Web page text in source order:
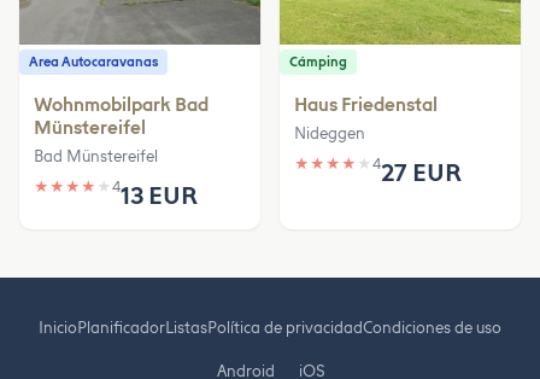
Area Autocaravanas
Wohnmobilpark Bad
Münstereifel
Bad Münstereifel
★ ★ ★ ★ ★ 413 EUR
Cámping
Haus Friedenstal
Nideggen
★ ★ ★ ★ ★ 427 EUR
InicioPlanificadorListasPolítica de privacidadCondiciones de uso
Android iOS